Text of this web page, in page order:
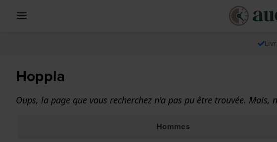
Hoppla
Oups, la page que vous recherchez n'a pas pu être trouvée.
Hommes